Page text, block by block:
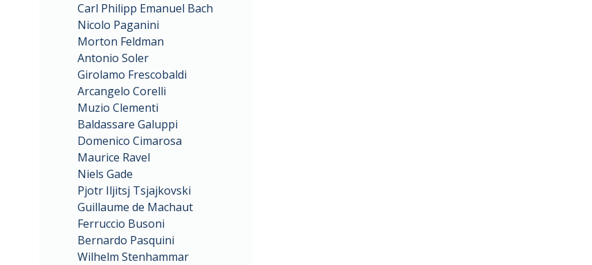
Carl Philipp Emanuel Bach
Nicolo Paganini
Morton Feldman
Antonio Soler
Girolamo Frescobaldi
Arcangelo Corelli
Muzio Clementi
Baldassare Galuppi
Domenico Cimarosa
Maurice Ravel
Niels Gade
Pjotr Iljitsj Tsjajkovski
Guillaume de Machaut
Ferruccio Busoni
Bernardo Pasquini
Wilhelm Stenhammar